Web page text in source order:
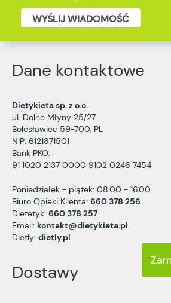
Dane kontaktowe
Dietykieta sp. z o.o.
ul. Dolne Młyny 25/27
Bolesławiec 59-700, PL
NIP: 6121871501
Bank PKO:
91 1020 2137 0000 9102 0246 7454
Poniedziałek - piątek: 08.00 - 16.00
Biuro Opieki Klienta: 660 378 256
Dietetyk: 660 378 257
Email: kontakt@dietykieta.pl
Dietly: dietly.pl
Dostawy
WYŚLIJ WIADOMOŚĆ